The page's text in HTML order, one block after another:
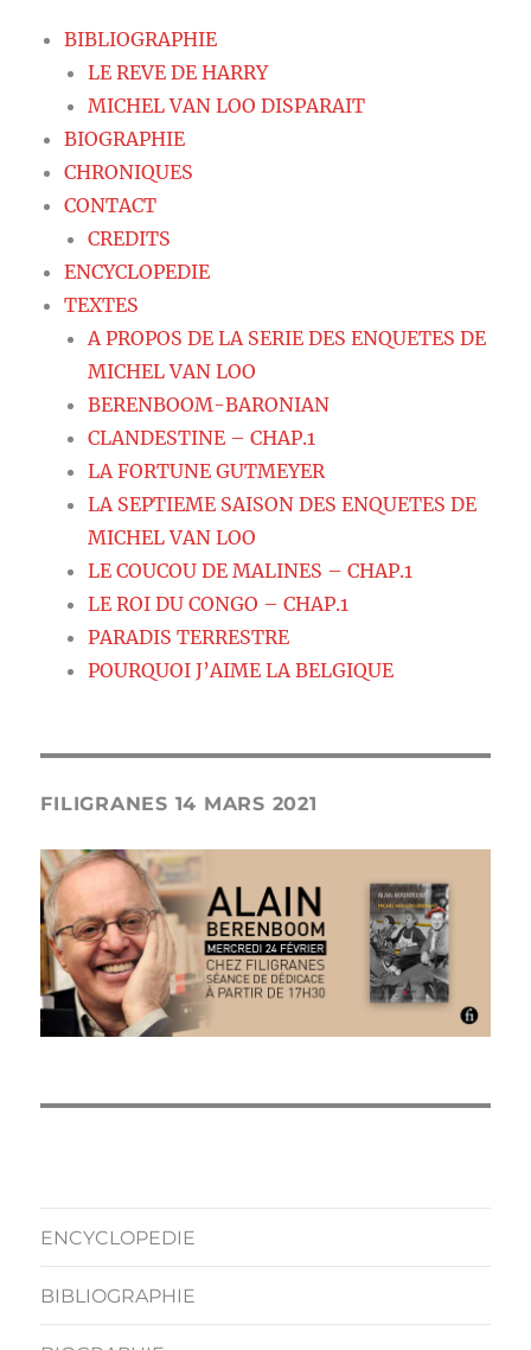
BIBLIOGRAPHIE
LE REVE DE HARRY
MICHEL VAN LOO DISPARAIT
BIOGRAPHIE
CHRONIQUES
CONTACT
CREDITS
ENCYCLOPEDIE
TEXTES
A PROPOS DE LA SERIE DES ENQUETES DE
MICHEL VAN LOO
BERENBOOM-BARONIAN
CLANDESTINE – CHAP.1
LA FORTUNE GUTMEYER
LA SEPTIEME SAISON DES ENQUETES DE
MICHEL VAN LOO
LE COUCOU DE MALINES – CHAP.1
LE ROI DU CONGO – CHAP.1
PARADIS TERRESTRE
POURQUOI J’AIME LA BELGIQUE
FILIGRANES 14 MARS 2021
ENCYCLOPEDIE
BIBLIOGRAPHIE